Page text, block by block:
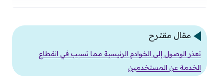
مقال مقترح
تعذر الوصول إلى الخوادم الرئيسية مما تسبب في انقطاع
الخدمة عن المستخدمين